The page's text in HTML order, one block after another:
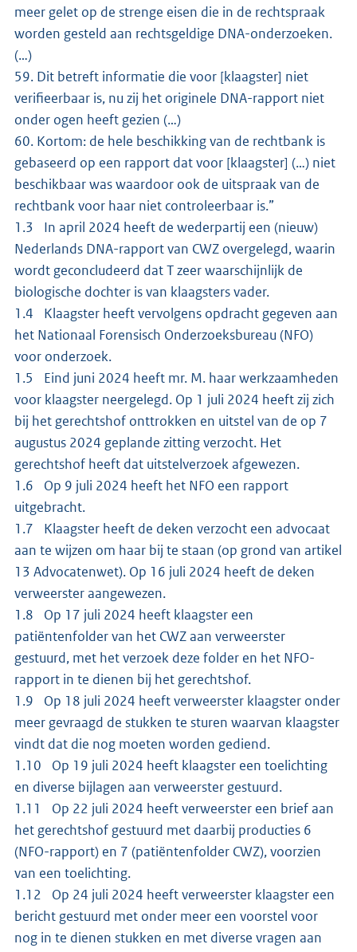
meer gelet op de strenge eisen die in de rechtspraak
worden gesteld aan rechtsgeldige DNA-onderzoeken.
(…)
59. Dit betreft informatie die voor [klaagster] niet
verifieerbaar is, nu zij het originele DNA-rapport niet
onder ogen heeft gezien (…)
60. Kortom: de hele beschikking van de rechtbank is
gebaseerd op een rapport dat voor [klaagster] (…) niet
beschikbaar was waardoor ook de uitspraak van de
rechtbank voor haar niet controleerbaar is.”
1.3 In april 2024 heeft de wederpartij een (nieuw)
Nederlands DNA-rapport van CWZ overgelegd, waarin
wordt geconcludeerd dat T zeer waarschijnlijk de
biologische dochter is van klaagsters vader.
1.4 Klaagster heeft vervolgens opdracht gegeven aan
het Nationaal Forensisch Onderzoeksbureau (NFO)
voor onderzoek.
1.5 Eind juni 2024 heeft mr. M. haar werkzaamheden
voor klaagster neergelegd. Op 1 juli 2024 heeft zij zich
bij het gerechtshof onttrokken en uitstel van de op 7
augustus 2024 geplande zitting verzocht. Het
gerechtshof heeft dat uitstelverzoek afgewezen.
1.6 Op 9 juli 2024 heeft het NFO een rapport
uitgebracht.
1.7 Klaagster heeft de deken verzocht een advocaat
aan te wijzen om haar bij te staan (op grond van artikel
13 Advocatenwet). Op 16 juli 2024 heeft de deken
verweerster aangewezen.
1.8 Op 17 juli 2024 heeft klaagster een
patiëntenfolder van het CWZ aan verweerster
gestuurd, met het verzoek deze folder en het NFO-
rapport in te dienen bij het gerechtshof.
1.9 Op 18 juli 2024 heeft verweerster klaagster onder
meer gevraagd de stukken te sturen waarvan klaagster
vindt dat die nog moeten worden gediend.
1.10 Op 19 juli 2024 heeft klaagster een toelichting
en diverse bijlagen aan verweerster gestuurd.
1.11 Op 22 juli 2024 heeft verweerster een brief aan
het gerechtshof gestuurd met daarbij producties 6
(NFO-rapport) en 7 (patiëntenfolder CWZ), voorzien
van een toelichting.
1.12 Op 24 juli 2024 heeft verweerster klaagster een
bericht gestuurd met onder meer een voorstel voor
nog in te dienen stukken en met diverse vragen aan